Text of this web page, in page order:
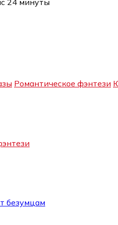
24 минуты
Романтическое фэнтези
безумцам